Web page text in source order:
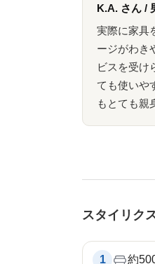
K.A. さん /
実際に家具
ージがわき
ビスを受け
ても使いや
もとても親
スタイリク
1 約